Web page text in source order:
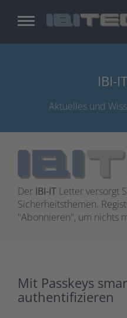
Inhalt
IBI-
Aktuelles und
Der IBI-IT Letter versorgt
Sicherheitsthemen.
"Abonnieren", um nichts
Mit Passkeys
authentifizieren